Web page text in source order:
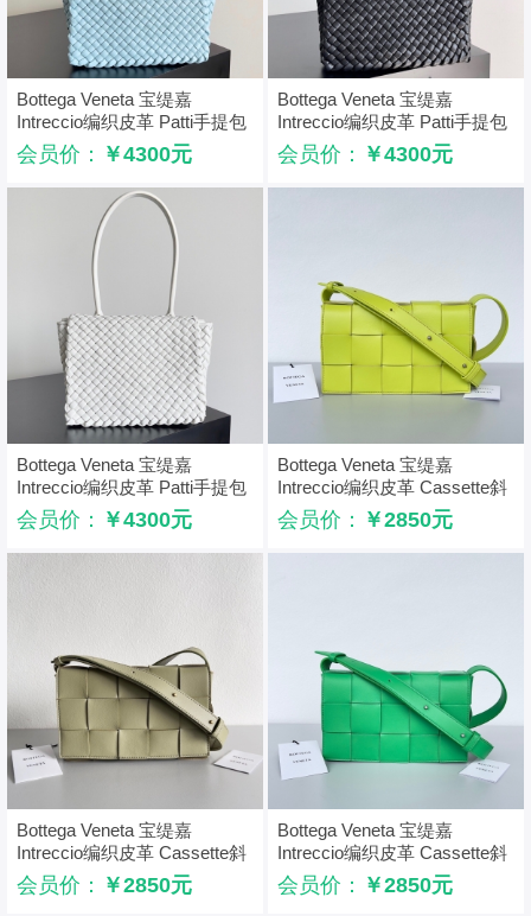
Bottega Veneta 宝缇嘉
Intreccio编织皮革 Patti手提包
BV腋下包 冰川蓝
会员价： ￥4300元
Bottega Veneta 宝缇嘉
Intreccio编织皮革 Patti手提包
BV腋下包 黑色
会员价： ￥4300元
Bottega Veneta 宝缇嘉
Intreccio编织皮革 Patti手提包
粉笔白
会员价： ￥4300元
Bottega Veneta 宝缇嘉
Intreccio编织皮革 Cassette斜
挎包 柠檬奇异果绿
会员价： ￥2850元
Bottega Veneta 宝缇嘉
Intreccio编织皮革 Cassette斜
挎包 洞石绿
会员价： ￥2850元
Bottega Veneta 宝缇嘉
Intreccio编织皮革 Cassette斜
挎包 鹦鹉绿
会员价： ￥2850元